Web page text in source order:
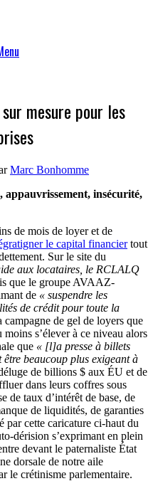
mesure pour les
Marc Bonhomme
appauvrissement, insécurité,
de mois de loyer et de
le capital financiertout
Sur le site du
aux locataires, le RCLALQ
que le groupe AVAAZ-
de « suspendre les
de crédit pour toute la
campagne de gel de loyers que
s’élever à ce niveau alors
que « [l]a presse à billets
beaucoup plus exigeant à
de billions $ aux ÉU et de
dans leurs coffres sous
de taux d’intérêt de base, de
de liquidités, de garanties
par cette caricature ci-haut du
dérision s’exprimant en plein
devant le paternaliste État
dorsale de notre aile
le crétinisme parlementaire.